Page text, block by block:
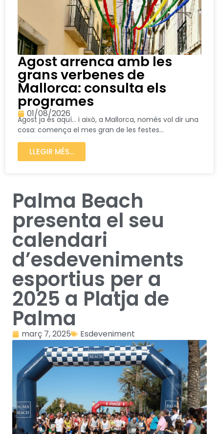
Palma Beach
presenta el seu
calendari
d’esdeveniments
esportius per a
2025 a Platja de
Palma
març 7, 2025 Esdeveniment
Agost arrenca amb les
grans verbenes de
Mallorca: consulta els
programes
01/08/2026
Agost ja és aquí… i això, a Mallorca, només vol dir una
cosa: comença el mes gran de les festes...
LLEGIR MÉS...